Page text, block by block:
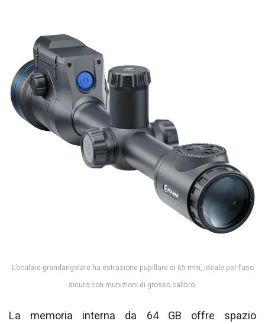
L’oculare grandangolare ha estrazione pupillare di 65 mm, ideale per l’uso
sicuro con munizioni di grosso calibro.
La memoria interna da 64 GB offre spazio